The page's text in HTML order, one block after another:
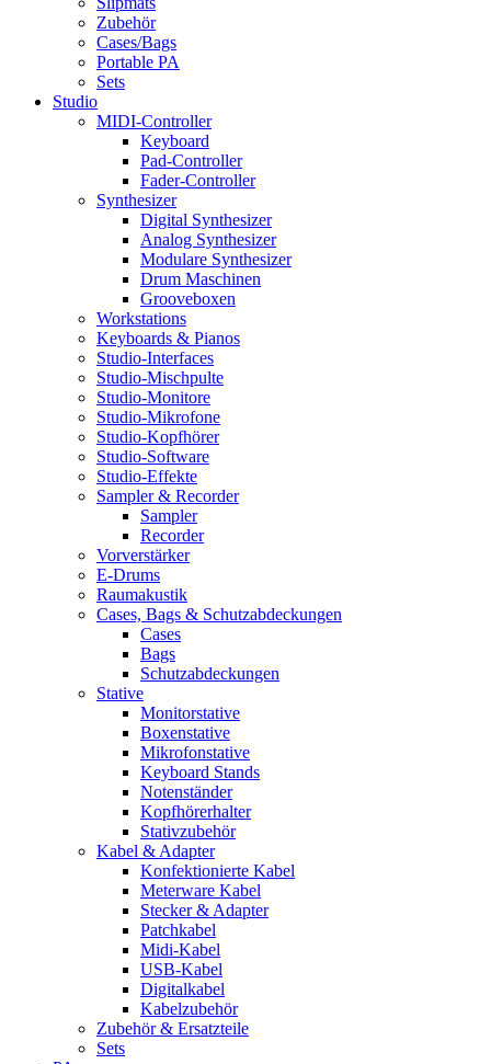
Zubehör
Cases/Bags
Portable PA
Sets
Studio
MIDI-Controller
Keyboard
Pad-Controller
Fader-Controller
Synthesizer
Digital Synthesizer
Analog Synthesizer
Modulare Synthesizer
Drum Maschinen
Grooveboxen
Workstations
Keyboards & Pianos
Studio-Interfaces
Studio-Mischpulte
Studio-Monitore
Studio-Mikrofone
Studio-Kopfhörer
Studio-Software
Studio-Effekte
Sampler & Recorder
Sampler
Recorder
Vorverstärker
E-Drums
Raumakustik
Cases, Bags & Schutzabdeckungen
Cases
Bags
Schutzabdeckungen
Stative
Monitorstative
Boxenstative
Mikrofonstative
Keyboard Stands
Notenständer
Kopfhörerhalter
Stativzubehör
Kabel & Adapter
Konfektionierte Kabel
Meterware Kabel
Stecker & Adapter
Patchkabel
Midi-Kabel
USB-Kabel
Digitalkabel
Kabelzubehör
Zubehör & Ersatzteile
Sets